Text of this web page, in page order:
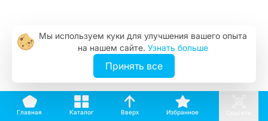
Главная Каталог Вверх Избранное
Мы используем куки для улучшения вашего опыта
на нашем сайте. Узнать больше
Принять все